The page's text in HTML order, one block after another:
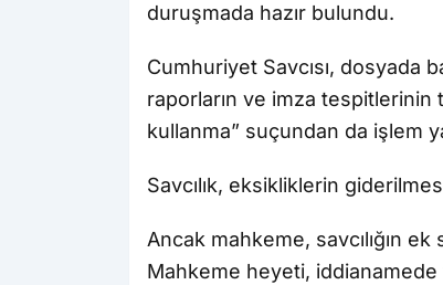
duruşmada hazır bulundu.
Cumhuriyet Savcısı, dosyada
raporların ve imza tespitlerinin
kullanma” suçundan da işlem
Savcılık, eksikliklerin
Ancak mahkeme, savcılığın
Mahkeme heyeti, iddianamede